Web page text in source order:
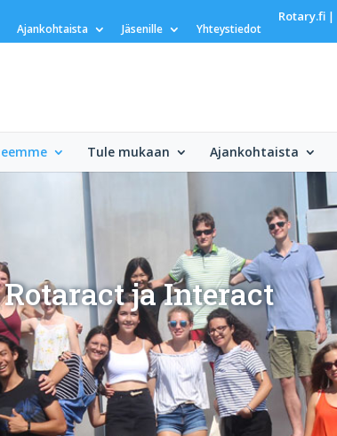
Rotary.fi|
Ajankohtaista Jäsenille Yhteystiedot
Tule mukaan Ajankohtaista
Rotaract ja Interact